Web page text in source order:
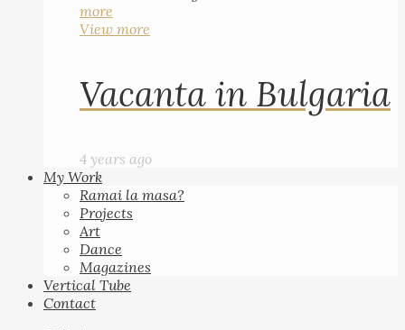
more
View more
Vacanta in Bulgaria
4 years ago
My Work
Ramai la masa?
Projects
Art
Dance
Magazines
Vertical Tube
Contact